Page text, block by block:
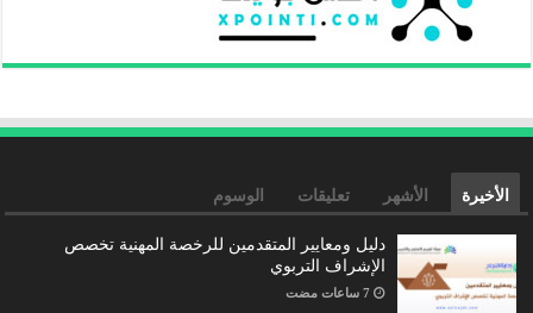
الأخيرة الأشهر تعليقات الوسوم
دليل ومعايير المتقدمين للرخصة المهنية تخصص
الإشراف التربوي